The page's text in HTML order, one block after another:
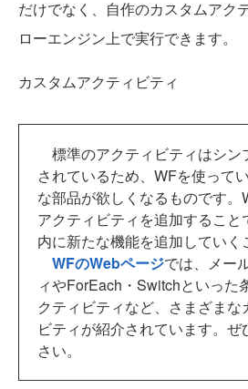
だけでなく、自作のカスタムアク
ローエンジン上で実行できます。
カスタムアクティビティ
標準のアクティビティはシン
されているため、WFを使って
な部品が欲しくなるものです。
アクティビティを追加すること
内に新たな機能を追加していく
WFのWebページでは、メー
ィやForEach・Switchといった
クティビティなど、さまざまな
ビティが紹介されています。
さい。